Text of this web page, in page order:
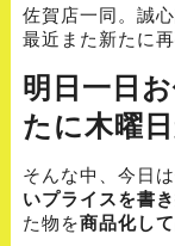
佐賀店一同。誠
最近また新たに
明日一日
たに木曜
そんな中、今日
いプライスを書き
た物を商品化し